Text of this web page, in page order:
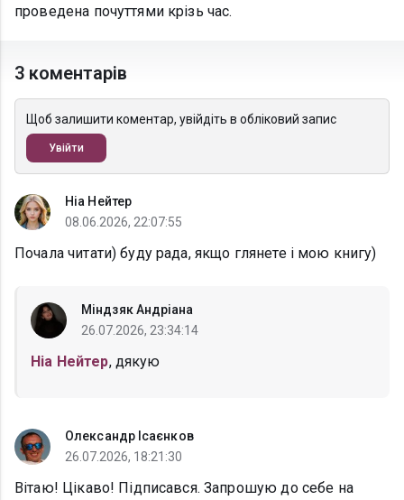
проведена почуттями крізь час.
3 коментарів
Щоб залишити коментар, увійдіть в обліковий запис
Увійти
Ніа Нейтер
08.06.2026, 22:07:55
Почала читати) буду рада, якщо глянете і мою книгу)
Міндзяк Андріана
26.07.2026, 23:34:14
Ніа Нейтер, дякую
Олександр Ісаєнков
26.07.2026, 18:21:30
Вітаю! Цікаво! Підписався. Запрошую до себе на